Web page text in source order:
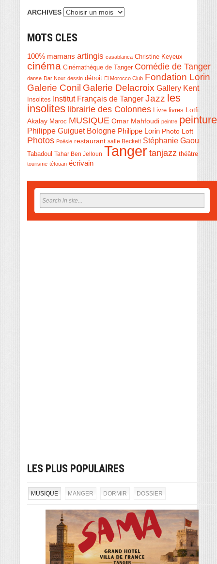
ARCHIVES
MOTS CLES
100% mamans artingis casablanca Christine Keyeux
cinéma Cinémathèque de Tanger Comédie de Tanger
danse Dar Nour dessin détroit El Morocco Club Fondation Lorin
Galerie Conil Galerie Delacroix Gallery Kent
Insolites Institut Français de Tanger Jazz les
insolites librairie des Colonnes Livre livres
Lotfi
Akalay Maroc MUSIQUE Omar Mahfoudi peintre peinture
Philippe Guiguet Bologne Philippe Lorin Photo Loft
Photos Poésie restaurant salle Beckett Stéphanie Gaou
Tabadoul Tahar Ben Jelloun Tanger tanjazz théâtre
tourisme tétouan écrivain
LES PLUS POPULAIRES
MUSIQUE MANGER DORMIR DOSSIER